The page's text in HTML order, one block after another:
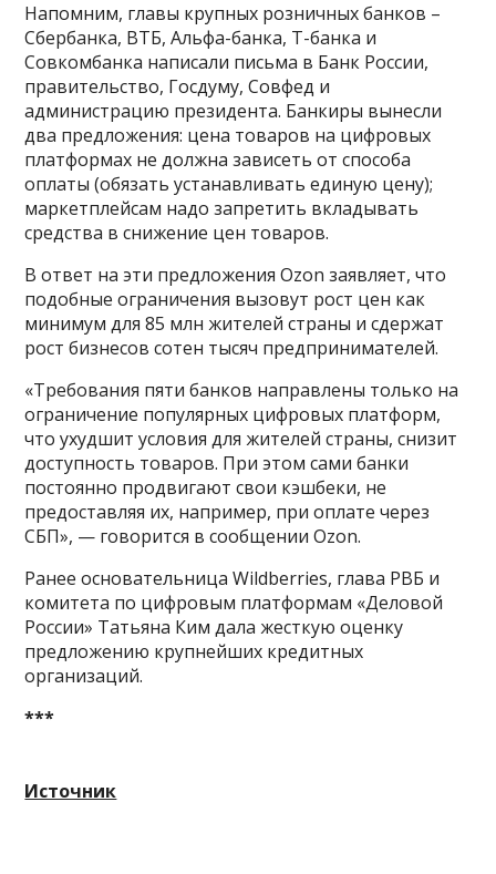
Напомним, главы крупных розничных банков –
Сбербанка, ВТБ, Альфа-банка, Т-банка и
Совкомбанка написали письма в Банк России,
правительство, Госдуму, Совфед и
администрацию президента. Банкиры вынесли
два предложения: цена товаров на цифровых
платформах не должна зависеть от способа
оплаты (обязать устанавливать единую цену);
маркетплейсам надо запретить вкладывать
средства в снижение цен товаров.
В ответ на эти предложения Ozon заявляет, что
подобные ограничения вызовут рост цен как
минимум для 85 млн жителей страны и сдержат
рост бизнесов сотен тысяч предпринимателей.
«Требования пяти банков направлены только на
ограничение популярных цифровых платформ,
что ухудшит условия для жителей страны, снизит
доступность товаров. При этом сами банки
постоянно продвигают свои кэшбеки, не
предоставляя их, например, при оплате через
СБП», — говорится в сообщении Ozon.
Ранее основательница Wildberries, глава РВБ и
комитета по цифровым платформам «Деловой
России» Татьяна Ким дала жесткую оценку
предложению крупнейших кредитных
организаций.
***
Источник